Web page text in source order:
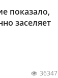
показало,
заселяет
36347